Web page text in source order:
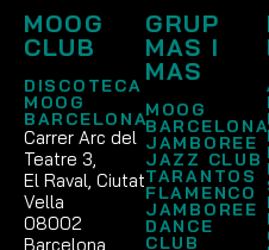
MOOG
CLUB
DISCOTECA
MOOG
BARCELONA
Carrer Arc del
Teatre 3,
El Raval, Ciutat
Vella
08002
Barcelona
GRUP
MAS I
MAS
MOOG
BARCELONA
JAMBOREE
JAZZ CLUB
TARANTOS
FLAMENCO
JAMBOREE
DANCE
CLUB